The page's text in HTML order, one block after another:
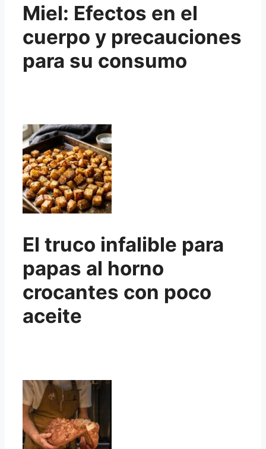
Miel: Efectos en el
cuerpo y precauciones
para su consumo
El truco infalible para
papas al horno
crocantes con poco
aceite